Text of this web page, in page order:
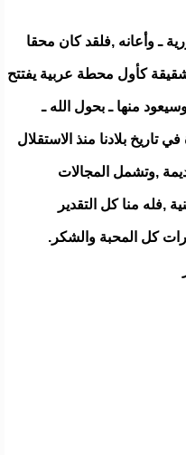
ـ وأعانه ,فلقد كان محقا
كأول محطة عربية يفتتح
منها ـ بحول الله ـ
بلادنا منذ الاستقلال
,وتشمل المجالات
,فله منا كل التقدير
كل المحبة والشكر.